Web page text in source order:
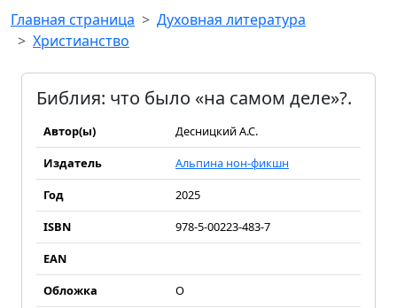
Главная страница
Духовная литература
Христианство
Библия: что было «на самом деле»?.
Автор(ы)
Десницкий А.С.
Издатель
Альпина нон-фикшн
Год
2025
ISBN
978-5-00223-483-7
EAN
Обложка
О